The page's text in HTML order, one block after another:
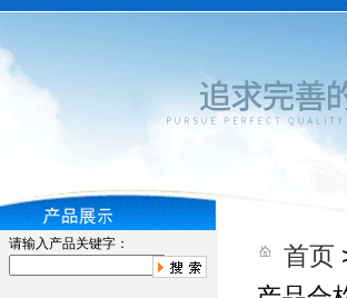
请输入产品关键字： 首页